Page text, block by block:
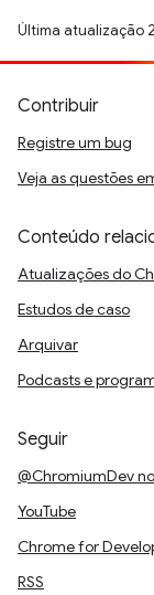
Última atualização
Contribuir
Registre um bug
Veja as questões
Conteúdo
Atualizações do
Estudos de caso
Arquivar
Podcasts e
Seguir
@ChromiumDev
YouTube
Chrome for
RSS